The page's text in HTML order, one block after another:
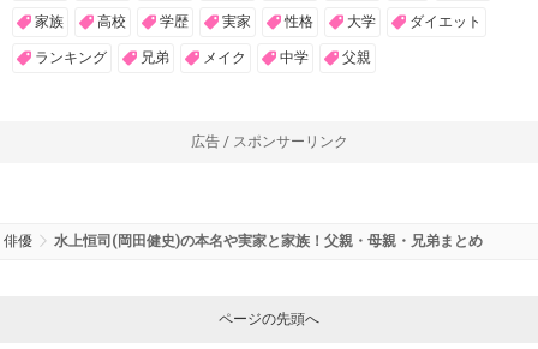
家族 高校 学歴 実家 性格 大学 ダイエット
ランキング 兄弟 メイク 中学 父親
広告 / スポンサーリンク
俳優 水上恒司(岡田健史)の本名や実家と家族！父親・母親・兄弟まとめ
ページの先頭へ